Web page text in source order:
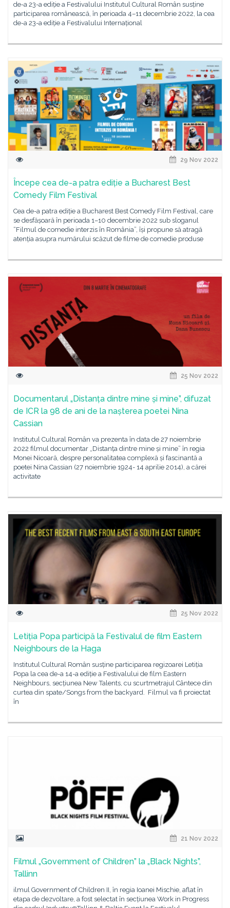
de-a 23-a ediție a Festivalului Institutul Cultural Român susține
participarea românească, în perioada 4–11 decembrie 2022, la cea
de-a 23-a ediție a Festivalului Internațional
29 Nov 2022
Începe cea de-a patra ediție a Bucharest Best
Comedy Film Festival
Cea de-a patra ediție a Bucharest Best Comedy Film Festival, care
se desfășoară în perioada 1–10 decembrie 2022 sub sloganul
“Filmul de comedie interzis în România”, își propune să atragă
atenția asupra numărului scăzut de filme de comedie produse
25 Nov 2022
Documentarul „Distanța dintre mine și mine”, difuzat
de ICR la 98 de ani de la nașterea poetei Nina
Cassian
Institutul Cultural Român va prezenta în data de 27 noiembrie
2022 filmul documentar „Distanța dintre mine și mine” în regia
Monei Nicoară, despre personalitatea complexă și fascinantă a
poetei Nina Cassian (27 noiembrie 1924- 14 aprilie 2014), a cărei
activitate
25 Nov 2022
Letiția Popa participă la Festivalul de film Eastern
Neighbours de la Haga
Institutul Cultural Român susține participarea regizoarei Letiția
Popa la cea de-a 14-a ediție a Festivalului de film Eastern
Neighbours, secțiunea New Talents, cu scurtmetrajul Cântece din
curtea din spate/Songs from the backyard. Filmul va fi proiectat
în
21 Nov 2022
Filmul „Government of Children” la „Black Nights”,
Tallinn
ilmul Government of Children II, în regia Ioanei Mischie, aflat în
etapa de dezvoltare, a fost selectat în secțiunea Work in Progress